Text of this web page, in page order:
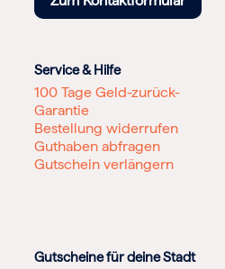
Service & Hilfe
100 Tage Geld-zurück-
Garantie
Bestellung widerrufen
Guthaben abfragen
Gutschein verlängern
Gutscheine für deine Stadt